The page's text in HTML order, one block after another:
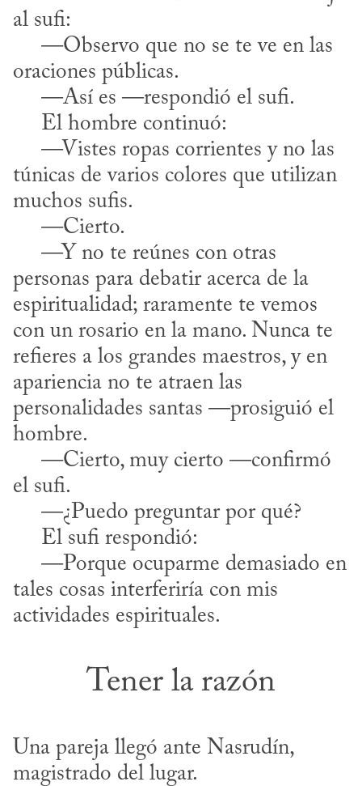
al sufi:
oraciones públicas.
túnicas de varios colores que utilizan
muchos sufis.
personas para debatir acerca de la
espiritualidad; raramente te vemos
con un rosario en la mano. Nunca te
refieres a los grandes maestros, y en
apariencia no te atraen las
personalidades santas —‌prosiguió el
hombre.
el sufi.
tales cosas interferiría con mis
actividades espirituales.
Tener la razón
Una pareja llegó ante Nasrudín,
magistrado del lugar.